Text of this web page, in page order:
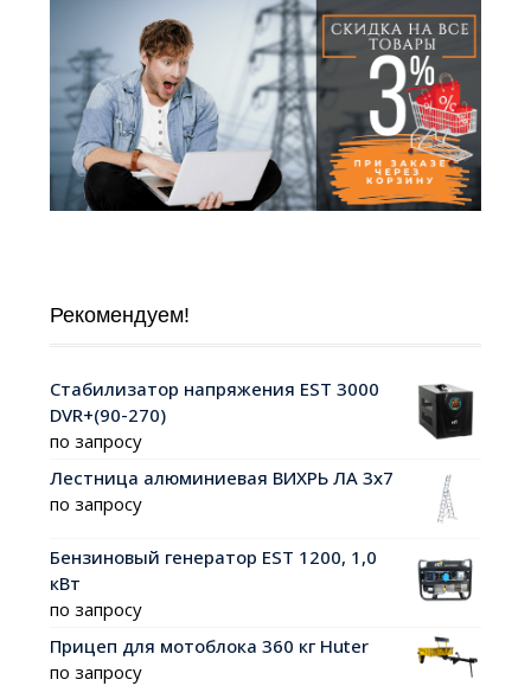
Рекомендуем!
Стабилизатор напряжения EST 3000
DVR+(90-270)
по запросу
Лестница алюминиевая ВИХРЬ ЛА 3х7
по запросу
Бензиновый генератор EST 1200, 1,0
кВт
по запросу
Прицеп для мотоблока 360 кг Huter
по запросу